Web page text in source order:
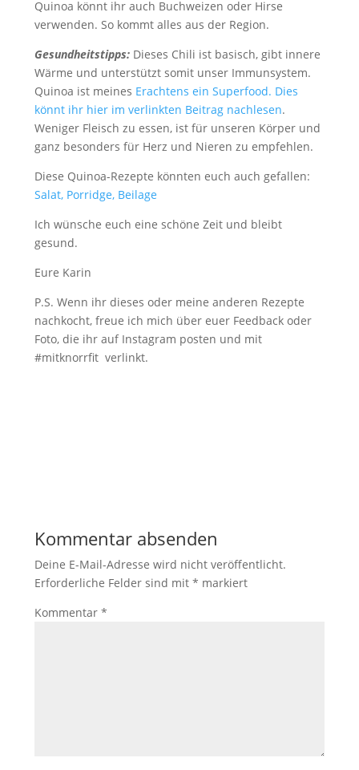
Quinoa könnt ihr auch Buchweizen oder Hirse
verwenden. So kommt alles aus der Region.
Gesundheitstipps: Dieses Chili ist basisch, gibt innere
Wärme und unterstützt somit unser Immunsystem.
Quinoa ist meines Erachtens ein Superfood. Dies
könnt ihr hier im verlinkten Beitrag nachlesen.
Weniger Fleisch zu essen, ist für unseren Körper und
ganz besonders für Herz und Nieren zu empfehlen.
Diese Quinoa-Rezepte könnten euch auch gefallen:
Salat, Porridge, Beilage
Ich wünsche euch eine schöne Zeit und bleibt
gesund.
Eure Karin
P.S. Wenn ihr dieses oder meine anderen Rezepte
nachkocht, freue ich mich über euer Feedback oder
Foto, die ihr auf Instagram posten und mit
#mitknorrfit verlinkt.
Kommentar absenden
Deine E-Mail-Adresse wird nicht veröffentlicht.
Erforderliche Felder sind mit * markiert
Kommentar *